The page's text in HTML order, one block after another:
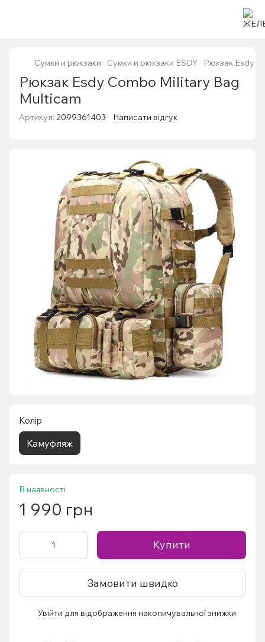
Сумки и рюкзаки Сумки и рюкзаки ESDY Рюкзак Esdy
Рюкзак Esdy Combo Military Bag
Multicam
Артикул: 2099361403 Написати відгук
Колір
Камуфляж
В наявності
1 990 грн
Купити
Замовити швидко
Увійти для відображення накопичувальної знижки